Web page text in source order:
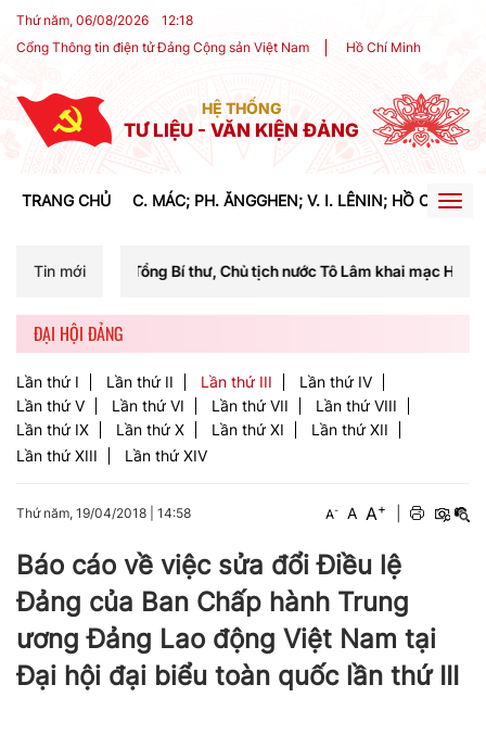
Thứ năm, 06/08/2026 12:18
Cổng Thông tin điện tử Đảng Cộng sản Việt Nam
Hồ Chí Minh
HỆ THỐNG
TƯ LIỆU - VĂN KIỆN ĐẢNG
TRANG CHỦ C. MÁC; PH. ĂNGGHEN; V. I. LÊNIN; HỒ CHÍ
Tin mới
chí Tổng Bí thư, Chủ tịch nước Tô Lâm khai mạc Hội nghị Trung
ĐẠI HỘI ĐẢNG
Lần thứ I Lần thứ II Lần thứ III
Lần thứ IV
Lần thứ V
Lần thứ VI Lần thứ VII
Lần thứ VIII
Lần thứ IX
Lần thứ X Lần thứ XI
Lần thứ XII
Lần thứ XIII
Lần thứ XIV
Thứ năm, 19/04/2018 14:58 A- A A+
Báo cáo về việc sửa đổi Điều lệ
Đảng của Ban Chấp hành Trung
ương Đảng Lao động Việt Nam tại
Đại hội đại biểu toàn quốc lần thứ III